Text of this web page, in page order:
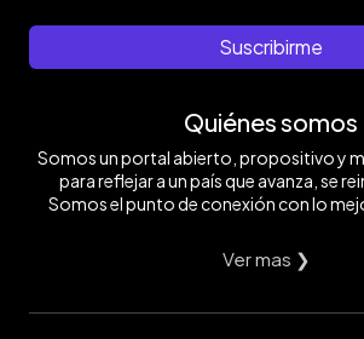
Suscribirme
Quiénes somos
Somos un portal abierto, propositivo y
para reflejar a un país que avanza, se
Somos el punto de conexión con lo
Ver mas ❯